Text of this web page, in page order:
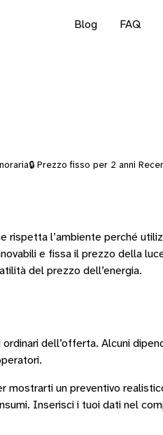
Blog FAQ
🔒 Prezzo fisso per 2 anni
rispetta l’ambiente perché
e fissa il prezzo della
del prezzo dell’energia.
dell’offerta. Alcuni
.
mostrarti un preventivo
Inserisci i tuoi dati nel